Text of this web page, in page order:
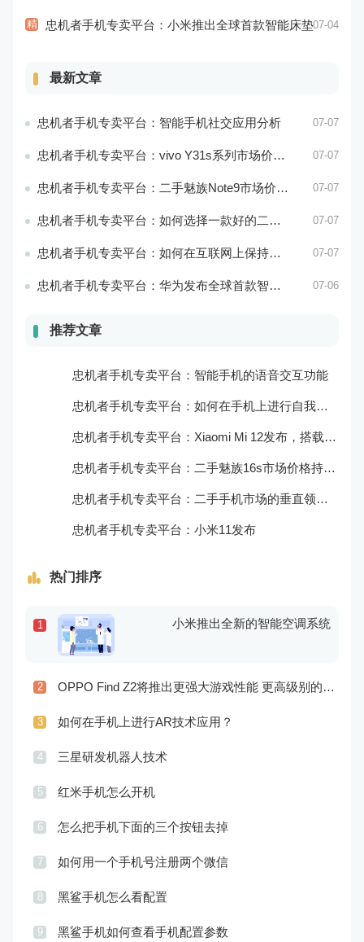
精 忠机者手机专卖平台：小米推出全球首款智能床垫07-04
最新文章
忠机者手机专卖平台：智能手机社交应用分析 07-07
忠机者手机专卖平台：vivo Y31s系列市场价格走势平稳 07-07
忠机者手机专卖平台：二手魅族Note9市场价格持续下跌 07-07
忠机者手机专卖平台：如何选择一款好的二手手机应用？ 07-07
忠机者手机专卖平台：如何在互联网上保持安全？ 07-07
忠机者手机专卖平台：华为发布全球首款智能物业管理系统 07-06
推荐文章
忠机者手机专卖平台：智能手机的语音交互功能
忠机者手机专卖平台：如何在手机上进行自我提升？
忠机者手机专卖平台：Xiaomi Mi 12发布，搭载更为出色的相机和处理器
忠机者手机专卖平台：二手魅族16s市场价格持续波动
忠机者手机专卖平台：二手手机市场的垂直领域拓展
忠机者手机专卖平台：小米11发布
热门排序
1 小米推出全新的智能空调系统
2 OPPO Find Z2将推出更强大游戏性能 更高级别的音频技术
3 如何在手机上进行AR技术应用？
4 三星研发机器人技术
5 红米手机怎么开机
6 怎么把手机下面的三个按钮去掉
7 如何用一个手机号注册两个微信
8 黑鲨手机怎么看配置
9 黑鲨手机如何查看手机配置参数